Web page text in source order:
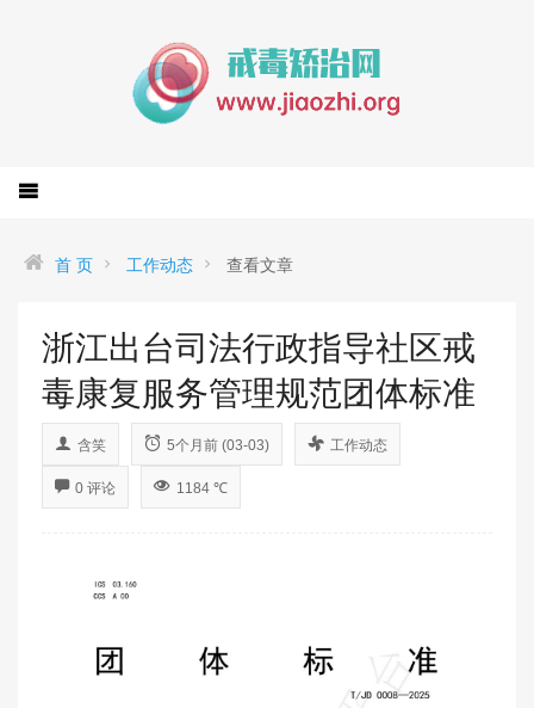
首 页 工作动态 查看文章
浙江出台司法行政指导社区戒
毒康复服务管理规范团体标准
含笑 5个月前 (03-03) 工作动态
0 评论 1184 ℃